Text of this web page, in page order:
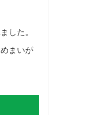
した。
まいが